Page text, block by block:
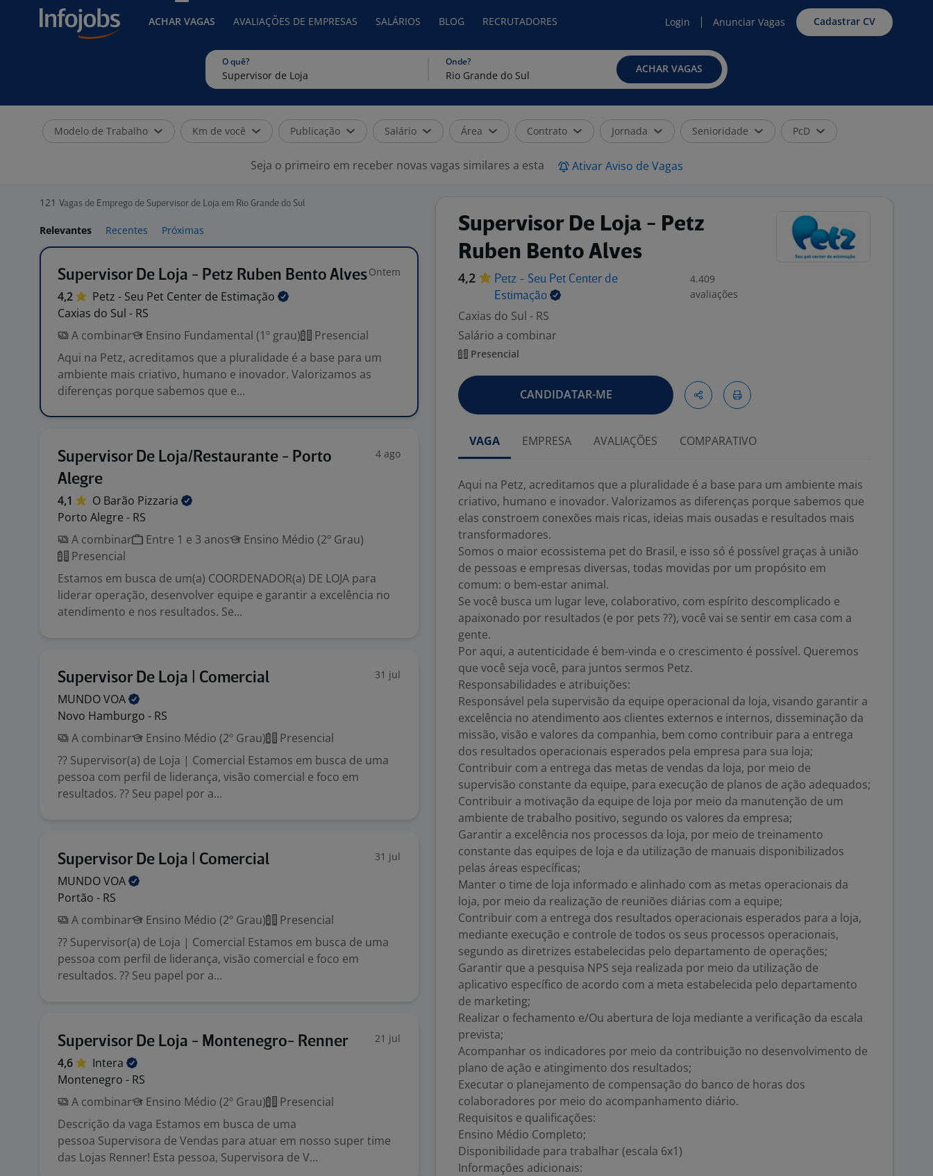
ACHAR VAGAS AVALIAÇÕES DE EMPRESAS SALÁRIOS BLOG RECRUTADORES Login Anunciar Vagas Cadastrar CV
O quê? Onde?
ACHAR VAGAS
Modelo de Trabalho Km de você Publicação Salário Área Contrato Jornada Senioridade PcD
Seja o primeiro em receber novas vagas similares a esta Ativar Aviso de Vagas
121 Vagas de Emprego de Supervisor de Loja em Rio Grande do Sul
Relevantes Recentes Próximas
Supervisor De Loja - Petz Ruben Bento AlvesOntem
4,2 Petz - Seu Pet Center de Estimação
Caxias do Sul - RS
A combinar
Ensino Fundamental (1º grau)
Presencial
Aqui na Petz, acreditamos que a pluralidade é a base para um
ambiente mais criativo, humano e inovador. Valorizamos as
diferenças porque sabemos que e...
Supervisor De Loja/Restaurante - Porto
Alegre
4 ago
4,1 O Barão Pizzaria
Porto Alegre - RS
A combinar
Entre 1 e 3 anos
Ensino Médio (2º Grau)
Presencial
Estamos em busca de um(a) COORDENADOR(a) DE LOJA para
liderar operação, desenvolver equipe e garantir a excelência no
atendimento e nos resultados. Se...
Supervisor De Loja | Comercial 31 jul
MUNDOVOA
Novo Hamburgo - RS
A combinar
Ensino Médio (2º Grau)
Presencial
?? Supervisor(a) de Loja | Comercial Estamos em busca de uma
pessoa com perfil de liderança, visão comercial e foco em
resultados. ?? Seu papel por a...
Supervisor De Loja | Comercial 31 jul
MUNDOVOA
Portão - RS
A combinar
Ensino Médio (2º Grau)
Presencial
?? Supervisor(a) de Loja | Comercial Estamos em busca de uma
pessoa com perfil de liderança, visão comercial e foco em
resultados. ?? Seu papel por a...
Supervisor De Loja - Montenegro- Renner 21 jul
4,6
Intera
Montenegro - RS
A combinar
Ensino Médio (2º Grau)
Presencial
Descrição da vaga Estamos em busca de uma
pessoa Supervisora de Vendas para atuar em nosso super time
das Lojas Renner! Esta pessoa, Supervisora de V...
Supervisor De Loja - Petz
Ruben Bento Alves
4,2
Petz - Seu Pet Center de
Estimação
4.409
avaliações
Caxias do Sul - RS
Salário a combinar
Presencial
CANDIDATAR-ME
VAGA EMPRESA AVALIAÇÕES COMPARATIVO
Aqui na Petz, acreditamos que a pluralidade é a base para um ambiente mais
criativo, humano e inovador. Valorizamos as diferenças porque sabemos que
elas constroem conexões mais ricas, ideias mais ousadas e resultados mais
transformadores.
Somos o maior ecossistema pet do Brasil, e isso só é possível graças à união
de pessoas e empresas diversas, todas movidas por um propósito em
comum: o bem-estar animal.
Se você busca um lugar leve, colaborativo, com espírito descomplicado e
apaixonado por resultados (e por pets ??), você vai se sentir em casa com a
gente.
Por aqui, a autenticidade é bem-vinda e o crescimento é possível. Queremos
que você seja você, para juntos sermos Petz.
Responsabilidades e atribuições:
Responsável pela supervisão da equipe operacional da loja, visando garantir a
excelência no atendimento aos clientes externos e internos, disseminação da
missão, visão e valores da companhia, bem como contribuir para a entrega
dos resultados operacionais esperados pela empresa para sua loja;
Contribuir com a entrega das metas de vendas da loja, por meio de
supervisão constante da equipe, para execução de planos de ação adequados;
Contribuir a motivação da equipe de loja por meio da manutenção de um
ambiente de trabalho positivo, segundo os valores da empresa;
Garantir a excelência nos processos da loja, por meio de treinamento
constante das equipes de loja e da utilização de manuais disponibilizados
pelas áreas específicas;
Manter o time de loja informado e alinhado com as metas operacionais da
loja, por meio da realização de reuniões diárias com a equipe;
Contribuir com a entrega dos resultados operacionais esperados para a loja,
mediante execução e controle de todos os seus processos operacionais,
segundo as diretrizes estabelecidas pelo departamento de operações;
Garantir que a pesquisa NPS seja realizada por meio da utilização de
aplicativo específico de acordo com a meta estabelecida pelo departamento
de marketing;
Realizar o fechamento e/Ou abertura de loja mediante a verificação da escala
prevista;
Acompanhar os indicadores por meio da contribuição no desenvolvimento de
plano de ação e atingimento dos resultados;
Executar o planejamento de compensação do banco de horas dos
colaboradores por meio do acompanhamento diário.
Requisitos e qualificações:
Ensino Médio Completo;
Disponibilidade para trabalhar (escala 6x1)
Informações adicionais: